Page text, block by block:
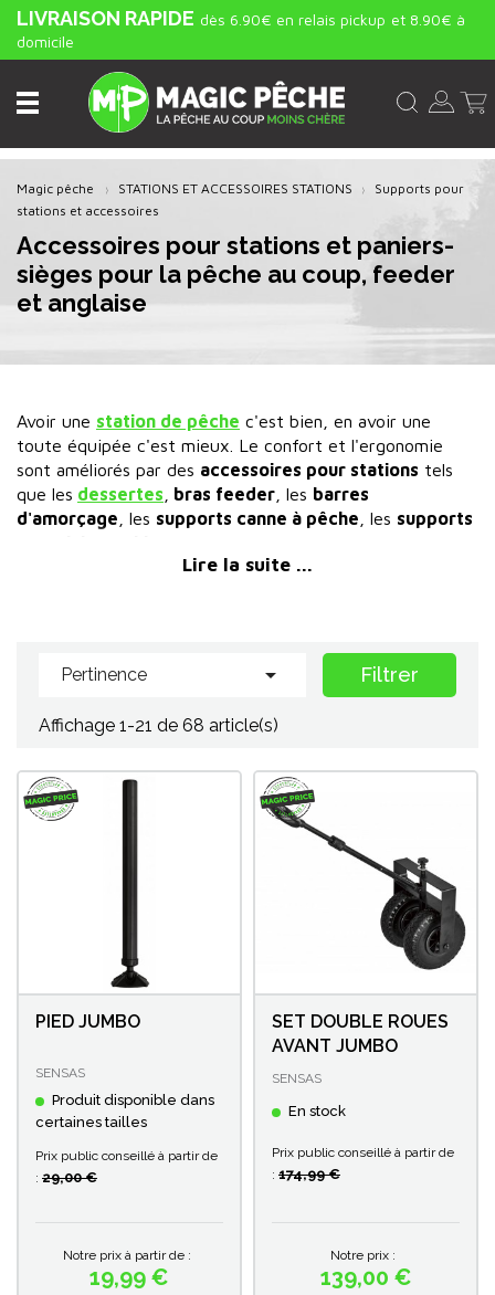
LIVRAISON RAPIDE dès 6.90€ en relais pickup et 8.90€ à
domicile
Magic pêche STATIONS ET ACCESSOIRES STATIONS
Supports pour
stations et accessoires
Accessoires pour stations et paniers-
sièges pour la pêche au coup, feeder
et anglaise
Avoir une station de pêche c'est bien, en avoir une
toute équipée c'est mieux. Le confort et l'ergonomie
sont améliorés par des accessoires pour stations tels
que les dessertes bras feeder , les barres
d'amorçage , les supports canne à pêche , les supports
jusqu'au coup de pêche, et revenir. Tous les fabricants de
vie du pêcheur.
Lire la suite ...
Pertinence  Filtrer
Affichage 1-21 de 68 article(s)
PIED JUMBO
SENSAS
Produit disponible dans
certaines tailles
Prix public conseillé à partir de
: 29,00 €
Prix
Notre prix à partir de :
19,99 €
SET DOUBLE ROUES
AVANT JUMBO
SENSAS
En stock
Prix public conseillé à partir de
: 174,99 €
Prix
Notre prix :
139,00 €